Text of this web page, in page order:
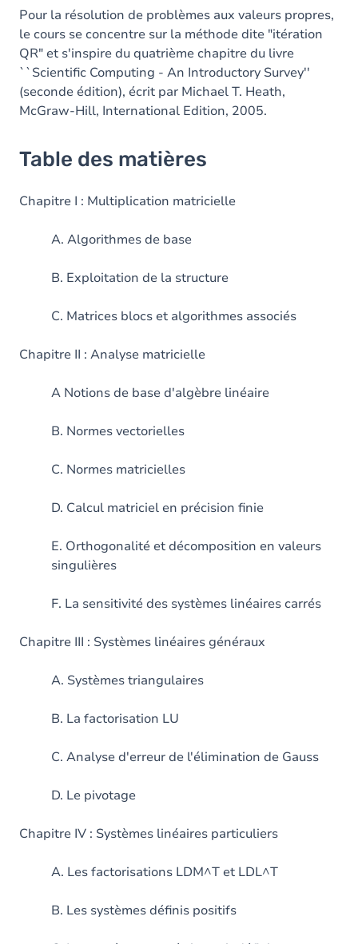
Pour la résolution de problèmes aux valeurs propres,
le cours se concentre sur la méthode dite "itération
QR" et s'inspire du quatrième chapitre du livre
``Scientific Computing - An Introductory Survey''
(seconde édition), écrit par Michael T. Heath,
‎McGraw-Hill, International Edition, 2005.
Table des matières
Chapitre I : Multiplication matricielle
A. Algorithmes de base
B. Exploitation de la structure
C. Matrices blocs et algorithmes associés
Chapitre II : Analyse matricielle
A Notions de base d'algèbre linéaire
B. Normes vectorielles
C. Normes matricielles
D. Calcul matriciel en précision finie
E. Orthogonalité et décomposition en valeurs
singulières
F. La sensitivité des systèmes linéaires carrés
Chapitre III : Systèmes linéaires généraux
A. Systèmes triangulaires
B. La factorisation LU
C. Analyse d'erreur de l'élimination de Gauss
D. Le pivotage
Chapitre IV : Systèmes linéaires particuliers
A. Les factorisations LDM^T et LDL^T
B. Les systèmes définis positifs